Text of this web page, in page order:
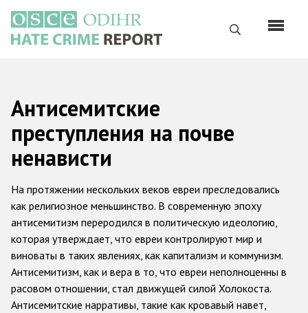
основному
содержанию
Поиск
Русский
Main
navigation
Главная
Наш мандат
Наша методология
Карта сайта
Часто задаваемые вопросы
Данные о преступлениях на почве ненависти
Антисемитские
преступления на почве
ненависти
На протяжении нескольких веков евреи преследовались
как религиозное меньшинство. В современную эпоху
антисемитизм переродился в политическую идеологию,
которая утверждает, что евреи контролируют мир и
виноваты в таких явлениях, как капитализм и коммунизм.
Антисемитизм, как и вера в то, что евреи неполноценны в
расовом отношении, стал движущей силой Холокоста.
Антисемитские нарративы, такие как кровавый навет,